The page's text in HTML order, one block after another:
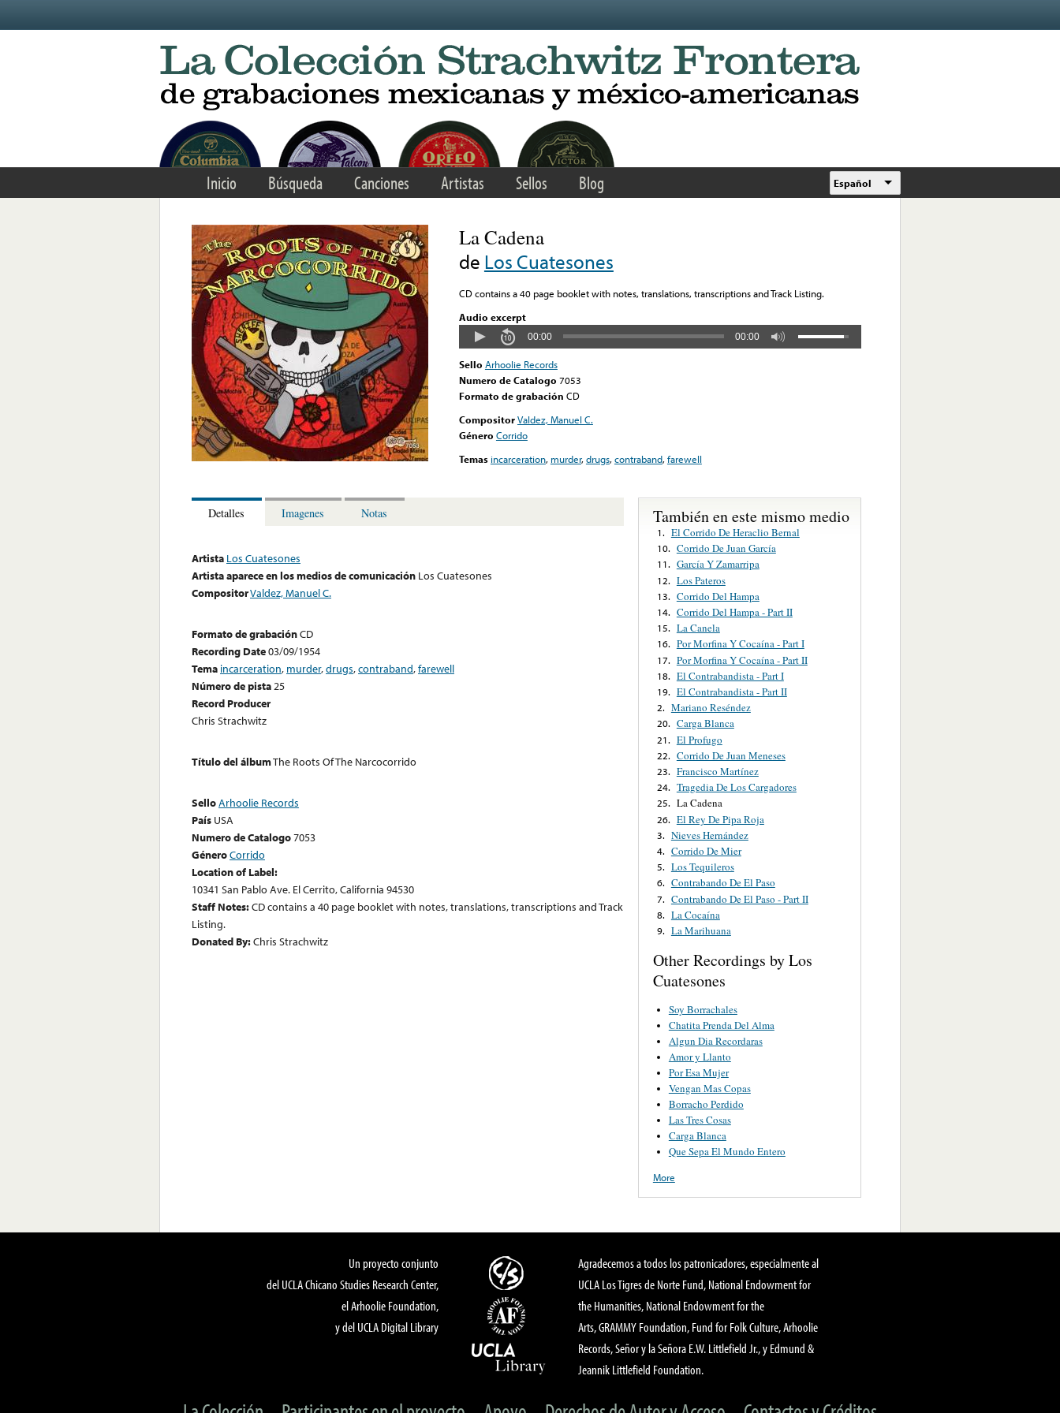
Inicio Búsqueda Canciones Artistas Sellos Blog Español
La Cadena
de Los Cuatesones
CD contains a 40 page booklet with notes, translations, transcriptions and Track Listing.
Audio excerpt
00:00 00:00
Sello Arhoolie Records
Numero de Catalogo 7053
Formato de grabación CD
CompositorValdez, Manuel C.
Género Corrido
Temas incarceration, murder,drugs,contraband,farewell
Detalles Imagenes Notas
Artista Los Cuatesones
Artista aparece en los medios de comunicación Los Cuatesones
CompositorValdez, Manuel C.
Formato de grabaciónCD
Recording Date03/09/1954
Tema incarceration, murder,drugs,contraband,farewell
Número de pista25
Record Producer
Chris Strachwitz
Título del álbumThe Roots Of The Narcocorrido
SelloArhoolie Records
País USA
Numero de Catalogo7053
GéneroCorrido
Location of Label:
10341 San Pablo Ave. El Cerrito, California 94530
Staff Notes:CD contains a 40 page booklet with notes, translations, transcriptions and Track
Listing.
Donated By:Chris Strachwitz
También en este mismo medio
1. El Corrido De Heraclio Bernal
10. Corrido De Juan García
11. García Y Zamarripa
12. Los Pateros
13. Corrido Del Hampa
14. Corrido Del Hampa - Part II
15. La Canela
16. Por Morfina Y Cocaína - Part I
17. Por Morfina Y Cocaína - Part II
18. El Contrabandista - Part I
19. El Contrabandista - Part II
2. Mariano Reséndez
20. Carga Blanca
21. El Profugo
22. Corrido De Juan Meneses
23. Francisco Martínez
24. Tragedia De Los Cargadores
25. La Cadena
26. El Rey De Pipa Roja
3. Nieves Hernández
4. Corrido De Mier
5. Los Tequileros
6. Contrabando De El Paso
7. Contrabando De El Paso - Part II
8. La Cocaína
9. La Marihuana
Other Recordings by Los
Cuatesones
Soy Borrachales
Chatita Prenda Del Alma
Algun Dia Recordaras
Amor y Llanto
Por Esa Mujer
Vengan Mas Copas
Borracho Perdido
Las Tres Cosas
Carga Blanca
Que Sepa El Mundo Entero
More
Un proyecto conjunto
del UCLA Chicano Studies Research Center,
el Arhoolie Foundation,
y del UCLA Digital Library
Agradecemos a todos los patronicadores, especialmente al
UCLA Los Tigres de Norte Fund, National Endowment for
the Humanities, National Endowment for the
Arts, GRAMMY Foundation, Fund for Folk Culture, Arhoolie
Records, Señor y la Señora E.W. Littlefield Jr., y Edmund &
Jeannik Littlefield Foundation.